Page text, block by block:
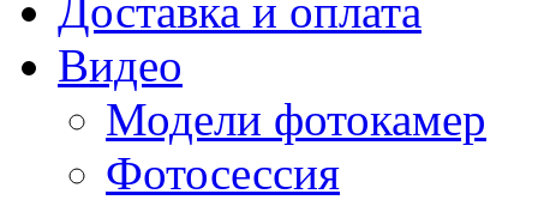
Доставка и оплата
Видео
Модели фотокамер
Фотосессия